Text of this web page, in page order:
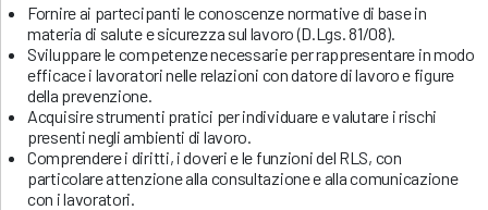
Fornire ai partecipanti le conoscenze normative di base in
materia di salute e sicurezza sul lavoro (D.Lgs. 81/08).
Sviluppare le competenze necessarie per rappresentare in modo
efficace i lavoratori nelle relazioni con datore di lavoro e figure
della prevenzione.
Acquisire strumenti pratici per individuare e valutare i rischi
presenti negli ambienti di lavoro.
Comprendere i diritti, i doveri e le funzioni del RLS, con
particolare attenzione alla consultazione e alla comunicazione
con i lavoratori.